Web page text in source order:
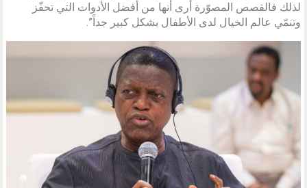
لذلك فالقصص المصوّرة أرى أنها من أفضل الأدوات التي تحفّز
وتنمّي عالم الخيال لدى الأطفال بشكل كبير جداً”.